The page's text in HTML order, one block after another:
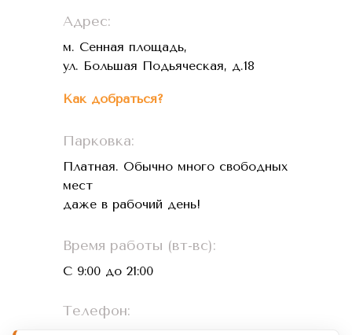
Телефон:
Время работы (вт-вс):
Адрес:
Парковка:
С 9:00 до 21:00
м. Сенная площадь,
ул. Большая Подьяческая, д.18
Платная. Обычно много свободных
мест
даже в рабочий день!
Как добраться?